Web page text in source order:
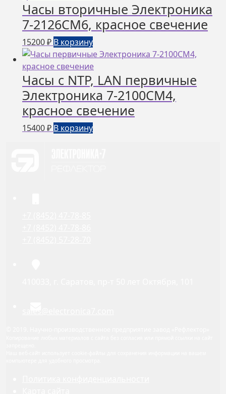
Часы вторичные Электроника
7-2126СМ6, красное свечение
15200₽ В корзину
Часы с NTP, LAN первичные
Электроника 7-2100СМ4,
красное свечение
15400₽ В корзину